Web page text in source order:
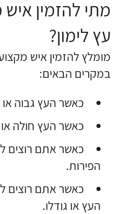
מתי להזמין איש
עץ לימון?
מומלץ להזמין איש מקצוע
במקרים הבאים:
כאשר העץ גבוה
כאשר העץ חולה או
כאשר אתם רוצים
הפירות.
כאשר אתם רוצים
העץ או גודלו.